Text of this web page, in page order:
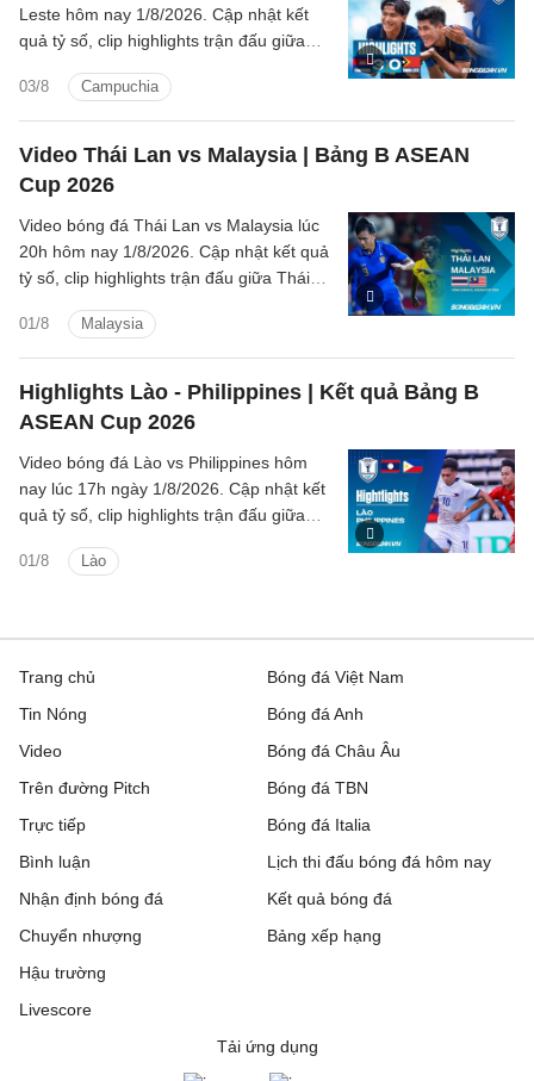
03/8 Campuchia
Leste hôm nay 1/8/2026. Cập nhật kết
quả tỷ số, clip highlights trận đấu giữa
ASEAN Cup 2026).
Video Thái Lan vs Malaysia | Bảng B ASEAN
Cup 2026
01/8 Malaysia
Video bóng đá Thái Lan vs Malaysia lúc
20h hôm nay 1/8/2026. Cập nhật kết quả
tỷ số, clip highlights trận đấu giữa Thái
2026).
Highlights Lào - Philippines | Kết quả Bảng B
ASEAN Cup 2026
01/8 Lào
Video bóng đá Lào vs Philippines hôm
nay lúc 17h ngày 1/8/2026. Cập nhật kết
quả tỷ số, clip highlights trận đấu giữa
2026).
Trang chủ
Tin Nóng
Video
Trên đường Pitch
Trực tiếp
Bóng đá Việt Nam
Bóng đá Anh
Bóng đá Châu Âu
Bóng đá TBN
Bóng đá Italia
Bình luận
Nhận định bóng đá
Chuyển nhượng
Hậu trường
Livescore
Lịch thi đấu bóng đá hôm nay
Kết quả bóng đá
Bảng xếp hạng
Tải ứng dụng